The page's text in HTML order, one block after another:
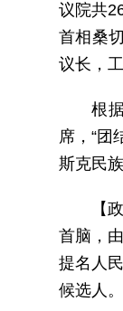
议院共
首相桑
议长，
根
席，“团
斯克民
【
首脑，
提名人
候选人